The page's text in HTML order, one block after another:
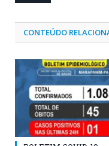
CONTEÚDO